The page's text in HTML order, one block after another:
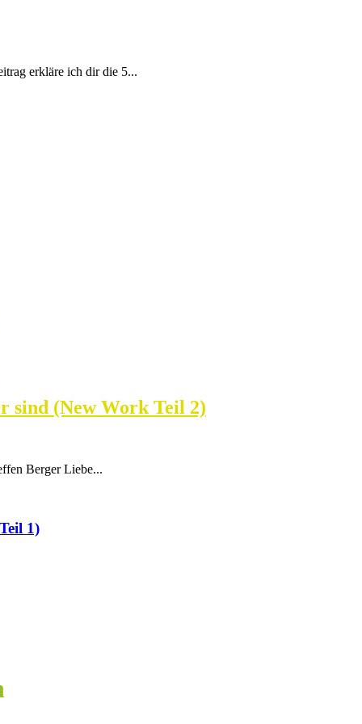
erkläre ich dir die 5...
sind (New Work Teil 2)
Berger Liebe...
1)